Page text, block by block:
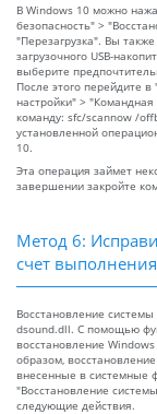
В Windows 10 можно
безопасность" >
"Перезагрузка". Вы
загрузочного USB-
выберите
После этого перейдите
настройки" >
команду: sfc/scannow /
установленной
10.
Эта операция займет
завершении закройте
Метод 6:
счет
Восстановление
dsound.dll. С помощью
восстановление
образом,
внесенные в системные
"Восстановление
следующие действия.